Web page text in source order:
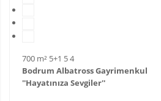
700 m² 5+1 54
Bodrum Albatross Gayrimenkul
''Hayatınıza Sevgiler''